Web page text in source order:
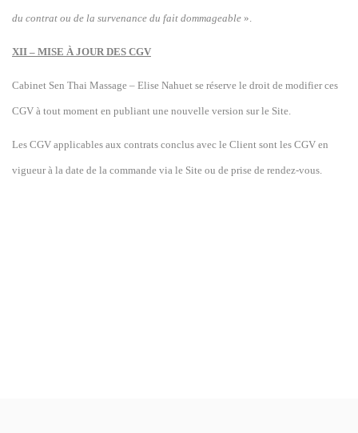
du contrat ou de la survenance du fait dommageable ».
XII – MISE À JOUR DES CGV
Cabinet Sen Thai Massage – Elise Nahuet se réserve le droit de modifier ces
CGV à tout moment en publiant une nouvelle version sur le Site.
Les CGV applicables aux contrats conclus avec le Client sont les CGV en
vigueur à la date de la commande via le Site ou de prise de rendez-vous.